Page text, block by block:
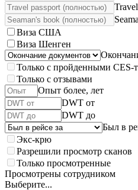
Виза США
Виза Шенген
Только с пройденными CES-
Только с отзывами
Опыт более, лет
DWT от
DWT до
Был в
Экс-крю
Разрешили просмотр сканов
Только просмотренные
Просмотрены сотрудником
Выберите...